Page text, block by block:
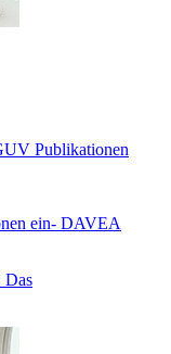
Publikationen
ein- DAVEA
Das